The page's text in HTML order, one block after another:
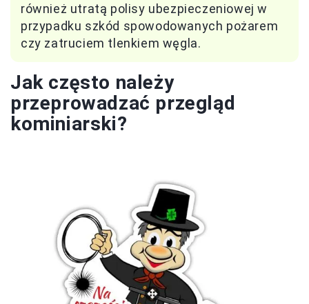
również utratą polisy ubezpieczeniowej w
przypadku szkód spowodowanych pożarem
czy zatruciem tlenkiem węgla.
Jak często należy
przeprowadzać przegląd
kominiarski?